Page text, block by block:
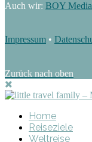
Auch wir: BOY Media
Impressum •
Zurück nach oben
Home
Reiseziele
Weltreise